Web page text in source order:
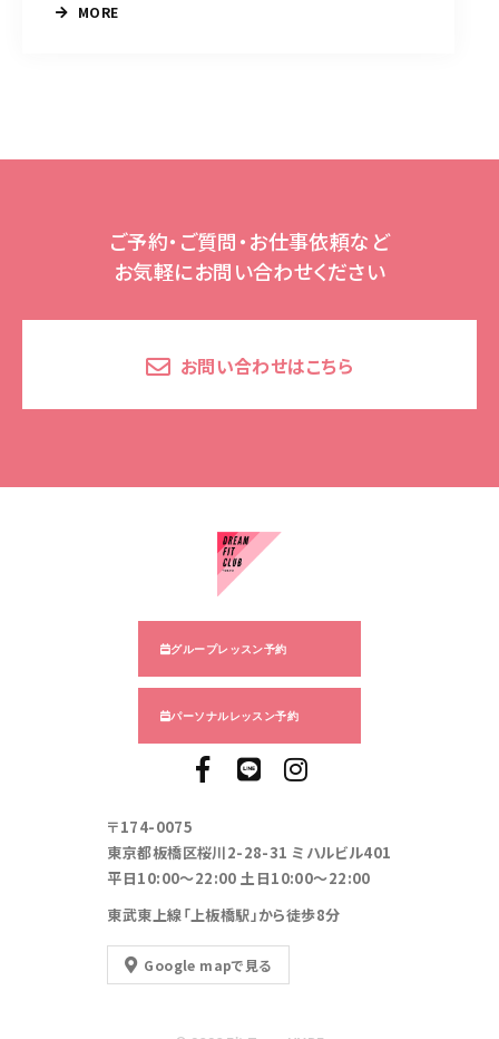
MORE
ご予約・ご質問・お仕事依頼など
お気軽にお問い合わせください
お問い合わせはこちら
〒174-0075
東京都板橋区桜川2-28-31 ミハルビル401
平日10:00～22:00 土日10:00～22:00
東武東上線「上板橋駅」から徒歩8分
Google mapで見る
グループレッスン予約
パーソナルレッスン予約